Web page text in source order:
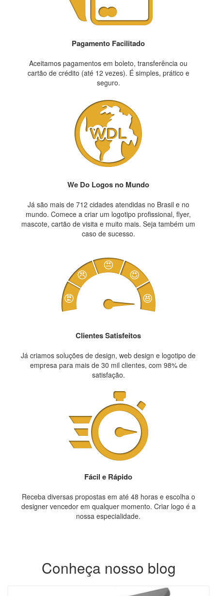
Pagamento Facilitado
Aceitamos pagamentos em boleto, transferência ou
cartão de crédito (até 12 vezes). É simples, prático e
seguro.
We Do Logos no Mundo
Já são mais de 712 cidades atendidas no Brasil e no
mundo. Comece a criar um logotipo profissional, flyer,
mascote, cartão de visita e muito mais. Seja também um
caso de sucesso.
Clientes Satisfeitos
Já criamos soluções de design, web design e logotipo de
empresa para mais de 30 mil clientes, com 98% de
satisfação.
Fácil e Rápido
Receba diversas propostas em até 48 horas e escolha o
designer vencedor em qualquer momento. Criar logo é a
nossa especialidade.
Conheça nosso blog